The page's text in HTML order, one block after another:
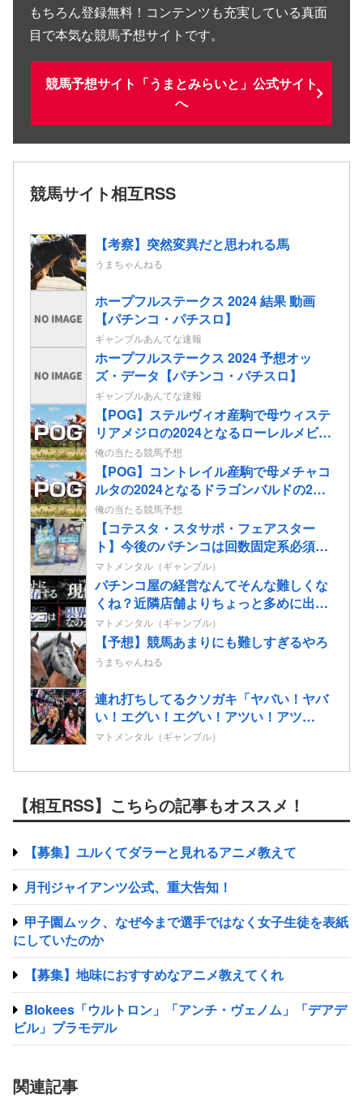
もちろん登録無料！コンテンツも充実している真面
目で本気な競馬予想サイトです。
競馬予想サイト「うまとみらいと」公式サイト
へ
競馬サイト相互RSS
【考察】突然変異だと思われる馬
うまちゃんねる
ホープフルステークス 2024 結果 動画
【パチンコ・パチスロ】
ギャンブルあんてな速報
ホープフルステークス 2024 予想オッ
ズ・データ【パチンコ・パチスロ】
ギャンブルあんてな速報
【POG】ステルヴィオ産駒で母ウィステ
リアメジロの2024となるローレルメビウ
スの2歳情報
俺の当たる競馬予想
【POG】コントレイル産駒で母メチャコ
ルタの2024となるドラゴンバルドの2歳
情報
俺の当たる競馬予想
【コテスタ・スタサポ・フェアスター
ト】今後のパチンコは回数固定系必須で
いいよな。そして釘は完全に廃止するべ
き
マトメンタル（ギャンブル）
パチンコ屋の経営なんてそんな難しくな
くね？近隣店舗よりちょっと多めに出し
ておけば勝手に客が寄ってくるのに強欲
すぎて極限まで搾り取るから客が飛ぶん
だよ
マトメンタル（ギャンブル）
【予想】競馬あまりにも難しすぎるやろ
うまちゃんねる
連れ打ちしてるクソガキ「ヤバい！ヤバ
い！エグい！エグい！アツい！アツ
い！」←語彙力無さすぎだろｗｗｗ
マトメンタル（ギャンブル）
【相互RSS】こちらの記事もオススメ！
【募集】ユルくてダラーと見れるアニメ教えて
月刊ジャイアンツ公式、重大告知！
甲子園ムック、なぜ今まで選手ではなく女子生徒を表紙
にしていたのか
【募集】地味におすすめなアニメ教えてくれ
Blokees「ウルトロン」「アンチ・ヴェノム」「デアデ
ビル」プラモデル
関連記事